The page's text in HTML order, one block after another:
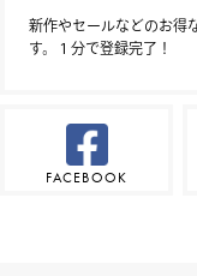
新作やセールなどのお得
す。１分で登録完了！
FACEBOOK